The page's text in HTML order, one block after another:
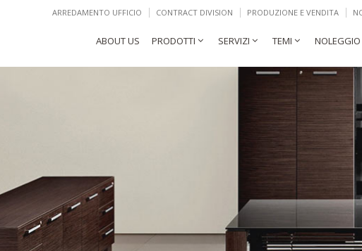
ARREDAMENTO UFFICIO CONTRACT DIVISION PRODUZIONE E VENDITA
ABOUT US PRODOTTI SERVIZI TEMI NOLEGGIO
Scrivania design piano